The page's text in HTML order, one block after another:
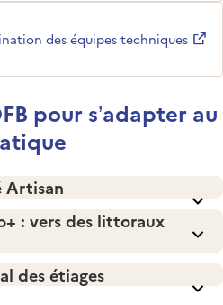
des équipes techniques
fenêtre)
pour s’adapter au
Artisan
: vers des littoraux
des étiages